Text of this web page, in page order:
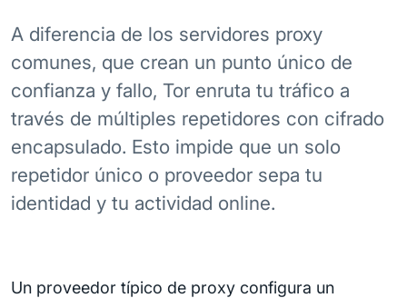
A diferencia de los servidores proxy
comunes, que crean un punto único de
confianza y fallo, Tor enruta tu tráfico a
través de múltiples repetidores con cifrado
encapsulado. Esto impide que un solo
repetidor único o proveedor sepa tu
identidad y tu actividad online.
Un proveedor típico de proxy configura un